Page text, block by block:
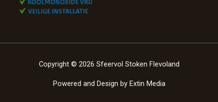
Copyright © 2026 Sfeervol Stoken Flevoland
Powered and Design by Extin Media